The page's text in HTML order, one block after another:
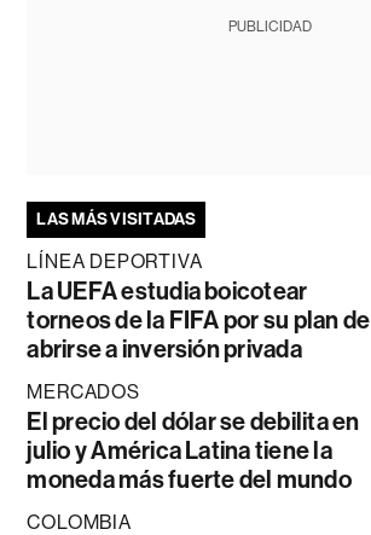
PUBLICIDAD
LAS MÁS VISITADAS
LÍNEA DEPORTIVA
La UEFA estudia boicotear
torneos de la FIFA por su plan de
abrirse a inversión privada
MERCADOS
El precio del dólar se debilita en
julio y América Latina tiene la
moneda más fuerte del mundo
COLOMBIA